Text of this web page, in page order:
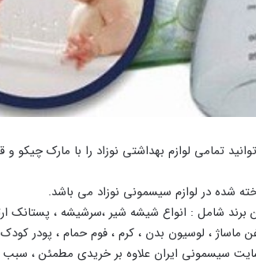
تمامی لوازم بهداشتی نوزاد را با مارک
شده در لوازم سیسمونی نوزاد می باشد.
شامل : انواع شیشه شیر ،سرشیشه ، پستانک
ماساژ ، لوسیون بدن ، کرم ، فوم حمام ، پودر
سایت سیسمونی ایران علاوه بر خریدی مطمئن ،